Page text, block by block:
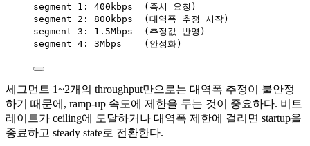
segment 1: 400kbps  (즉시 요청)
segment 2: 800kbps  (대역폭 추정 시작)
segment 3: 1.5Mbps  (추정값 반영)
segment 4: 3Mbps    (안정화)
세그먼트 1~2개의 throughput만으로는 대역폭 추정이 불안정
하기 때문에, ramp-up 속도에 제한을 두는 것이 중요하다. 비트
레이트가 ceiling에 도달하거나 대역폭 제한에 걸리면 startup을
종료하고 steady state로 전환한다.